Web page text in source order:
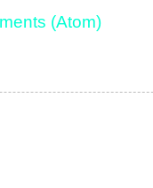
(Atom)